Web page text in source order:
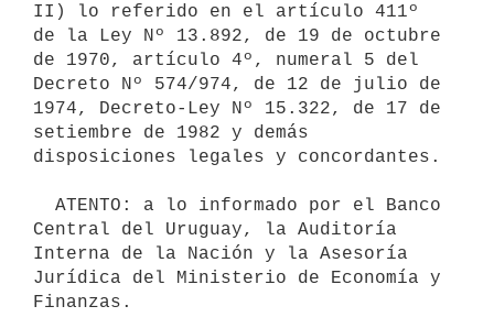
II) lo referido en el artículo 411º
de la Ley Nº 13.892, de 19 de octubre
de 1970, artículo 4º, numeral 5 del
Decreto Nº 574/974, de 12 de julio de
1974, Decreto-Ley Nº 15.322, de 17 de
setiembre de 1982 y demás
disposiciones legales y concordantes.
Central del Uruguay, la Auditoría
Interna de la Nación y la Asesoría
Jurídica del Ministerio de Economía y
Finanzas.